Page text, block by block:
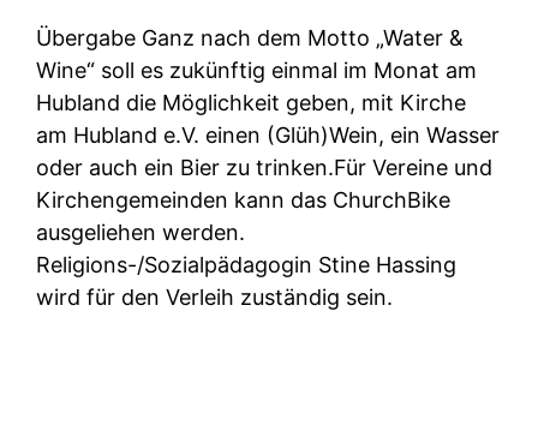
Übergabe Ganz nach dem Motto „Water &
Wine“ soll es zukünftig einmal im Monat am
Hubland die Möglichkeit geben, mit Kirche
am Hubland e.V. einen (Glüh)Wein, ein Wasser
oder auch ein Bier zu trinken.Für Vereine und
Kirchengemeinden kann das ChurchBike
ausgeliehen werden.
Religions-/Sozialpädagogin Stine Hassing
wird für den Verleih zuständig sein.